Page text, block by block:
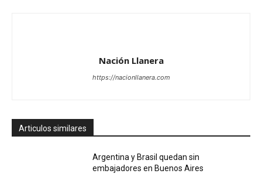
Nación Llanera
https://nacionllanera.com
Articulos similares
Argentina y Brasil quedan sin
embajadores en Buenos Aires